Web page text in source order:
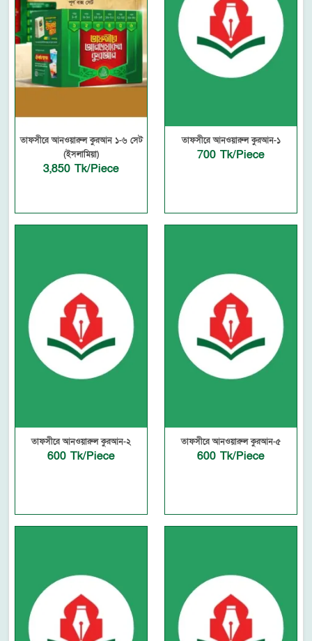
তাফসীরে আনওয়ারুল কুরআন ১-৬ সেট
(ইসলামিয়া)
3,850 Tk/Piece
তাফসীরে আনওয়ারুল কুরআন-১
700 Tk/Piece
তাফসীরে আনওয়ারুল কুরআন-২
600 Tk/Piece
তাফসীরে আনওয়ারুল কুরআন-৫
600 Tk/Piece